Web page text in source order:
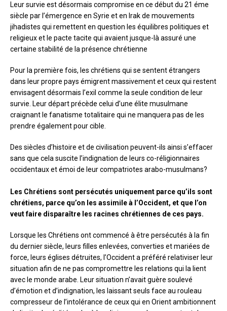
Leur survie est désormais compromise en ce début du 21 éme
siècle par l’émergence en Syrie et en Irak de mouvements
jihadistes qui remettent en question les équilibres politiques et
religieux et le pacte tacite qui avaient jusque-là assuré une
certaine stabilité de la présence chrétienne
Pour la première fois, les chrétiens qui se sentent étrangers
dans leur propre pays émigrent massivement et ceux qui restent
envisagent désormais l’exil comme la seule condition de leur
survie. Leur départ précède celui d’une élite musulmane
craignant le fanatisme totalitaire qui ne manquera pas de les
prendre également pour cible.
Des siècles d’histoire et de civilisation peuvent-ils ainsi s’effacer
sans que cela suscite l’indignation de leurs co-réligionnaires
occidentaux et émoi de leur compatriotes arabo-musulmans?
Les Chrétiens sont persécutés uniquement parce qu’ils sont
chrétiens, parce qu’on les assimile à l’Occident, et que l’on
veut faire disparaître les racines chrétiennes de ces pays.
Lorsque les Chrétiens ont commencé à être persécutés à la fin
du dernier siècle, leurs filles enlevées, converties et mariées de
force, leurs églises détruites, l’Occident a préféré relativiser leur
situation afin de ne pas compromettre les relations qui la lient
avec le monde arabe. Leur situation n’avait guère soulevé
d’émotion et d’indignation, les laissant seuls face au rouleau
compresseur de l’intolérance de ceux qui en Orient ambitionnent